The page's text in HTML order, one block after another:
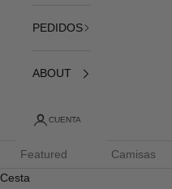
PEDIDOS
ABOUT
CUENTA
Featured Camisas
Cesta